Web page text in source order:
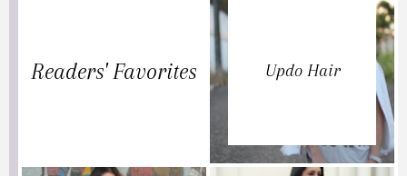
Readers' Favorites Updo Hair